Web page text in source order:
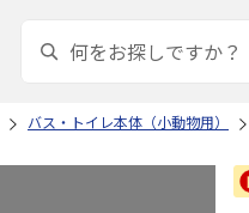
バス・トイレ本体（小動物用）